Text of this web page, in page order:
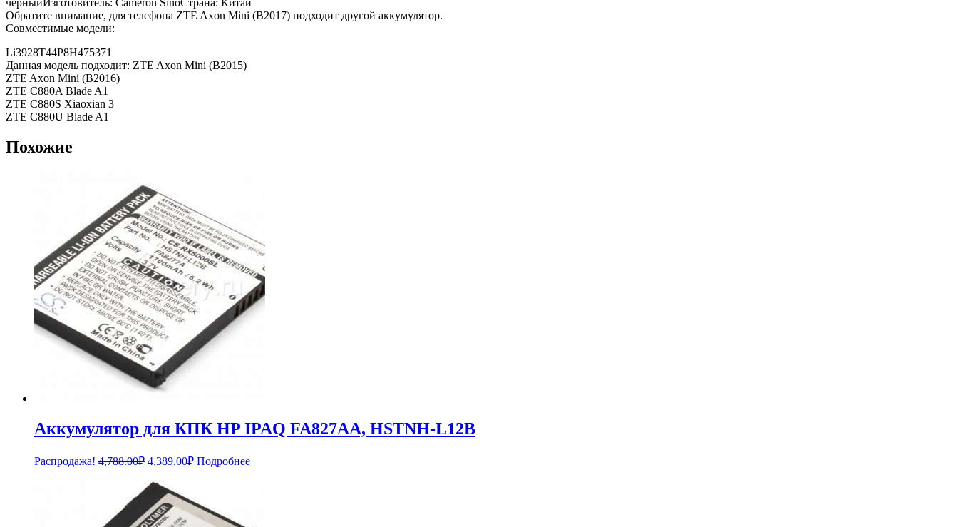
черныйИзготовитель: Cameron SinoСтрана: Китай
Обратите внимание, для телефона ZTE Axon Mini (B2017) подходит другой аккумулятор.
Совместимые модели:
Li3928T44P8H475371
Данная модель подходит: ZTE Axon Mini (B2015)
ZTE Axon Mini (B2016)
ZTE C880A Blade A1
ZTE C880S Xiaoxian 3
ZTE C880U Blade A1
Похожие
Аккумулятор для КПК HP IPAQ FA827AA, HSTNH-L12B
Распродажа! 4,788.00₽ Первоначальная
составляла
4,788.00₽.
4,389.00₽Текущая
цена:
Подробнее